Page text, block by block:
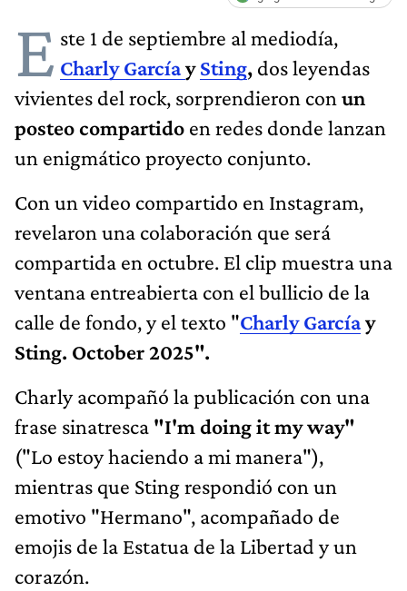
E ste 1 de septiembre al mediodía,
Charly GarcíaySting, dos leyendas
vivientes del rock, sorprendieron con un
posteo compartido en redes donde lanzan
un enigmático proyecto conjunto.
Con un video compartido en Instagram,
revelaron una colaboración que será
compartida en octubre. El clip muestra una
ventana entreabierta con el bullicio de la
calle de fondo, y el texto "Charly Garcíay
Sting. October 2025".
Charly acompañó la publicación con una
frase sinatresca "I'm doing it my way"
("Lo estoy haciendo a mi manera"),
mientras que Sting respondió con un
emotivo "Hermano", acompañado de
emojis de la Estatua de la Libertad y un
corazón.